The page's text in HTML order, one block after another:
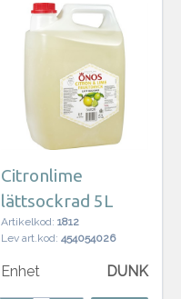
Citronlime
lättsockrad 5L
Artikelkod: 1812
Lev art.kod: 454054026
Enhet DUNK